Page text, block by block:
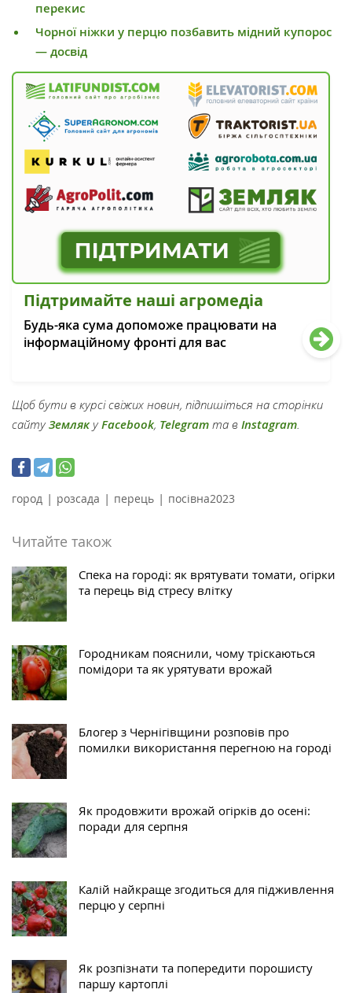
перекис
Чорної ніжки у перцю позбавить мідний купорос
— досвід
Підтримайте наші агромедіа
Будь-яка сума допоможе працювати на
інформаційному фронті для вас
Щоб бути в курсі свіжих новин, підпишіться на сторінки
сайтуЗемлякуFacebook, Telegram та в Instagram.
город | розсада | перець | посівна2023
Читайте також
Спека на городі: як врятувати томати, огірки
та перець від стресу влітку
Городникам пояснили, чому тріскаються
помідори та як урятувати врожай
Блогер з Чернігівщини розповів про
помилки використання перегною на городі
Як продовжити врожай огірків до осені:
поради для серпня
Калій найкраще згодиться для підживлення
перцю у серпні
Як розпізнати та попередити порошисту
паршу картоплі